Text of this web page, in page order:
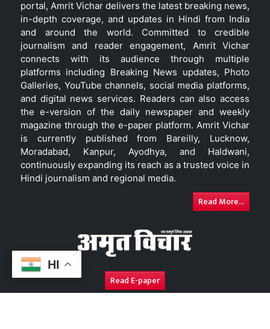
HI
portal, Amrit Vichar delivers the latest breaking news,
in-depth coverage, and updates in Hindi from India
and around the world. Committed to credible
journalism and reader engagement, Amrit Vichar
connects with its audience through multiple
platforms including Breaking News updates, Photo
Galleries, YouTube channels, social media platforms,
and digital news services. Readers can also access
the e-version of the daily newspaper and weekly
magazine through the e-paper platform. Amrit Vichar
is currently published from Bareilly, Lucknow,
Moradabad, Kanpur, Ayodhya, and Haldwani,
continuously expanding its reach as a trusted voice in
Hindi journalism and regional media.
Read More...
Read E-paper